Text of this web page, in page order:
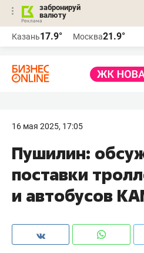
забронируй
валюту
Казань17.9° Москва21.9°
16 мая 2025, 17:05
Пушилин:
поставки
и автобусов